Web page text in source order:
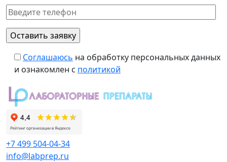
Соглашаюсь на обработку персональных данных
и ознакомлен с политикой
+7 499 504-04-34
info@labprep.ru